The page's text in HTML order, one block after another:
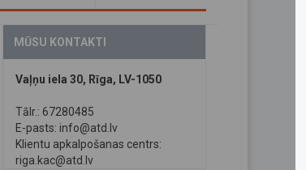
MŪSU KONTAKTI
Vaļņu iela 30, Rīga, LV-1050
Tālr.: 67280485
E-pasts: info@atd.lv
Klientu apkalpošanas centrs:
riga.kac@atd.lv